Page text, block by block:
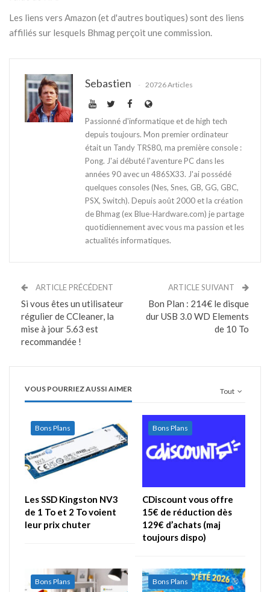
Les liens vers Amazon (et d'autres boutiques) sont des liens
affiliés sur lesquels Bhmag perçoit une commission.
Sebastien 20726 Articles
Passionné d'informatique et de high tech
depuis toujours. Mon premier ordinateur
était un Tandy TRS80, ma première console :
Pong. J'ai débuté l'aventure PC dans les
années 90 avec un 486SX33. J'ai possédé
quelques consoles (Nes, Snes, GB, GG, GBC,
PSX, Switch). Depuis août 2000 et la création
de Bhmag (ex Blue-Hardware.com) je partage
quotidiennement avec vous ma passion et les
actualités informatiques.
ARTICLE PRÉCÉDENT
Si vous êtes un utilisateur
régulier de CCleaner, la
mise à jour 5.63 est
recommandée !
ARTICLE SUIVANT
Bon Plan : 214€ le disque
dur USB 3.0 WD Elements
de 10 To
Tout
VOUS POURRIEZ AUSSI AIMER
Bons Plans
Les SSD Kingston NV3
de 1 To et 2 To voient
leur prix chuter
Bons Plans
CDiscount vous offre
15€ de réduction dès
129€ d’achats (maj
toujours dispo)
Bons Plans Bons Plans